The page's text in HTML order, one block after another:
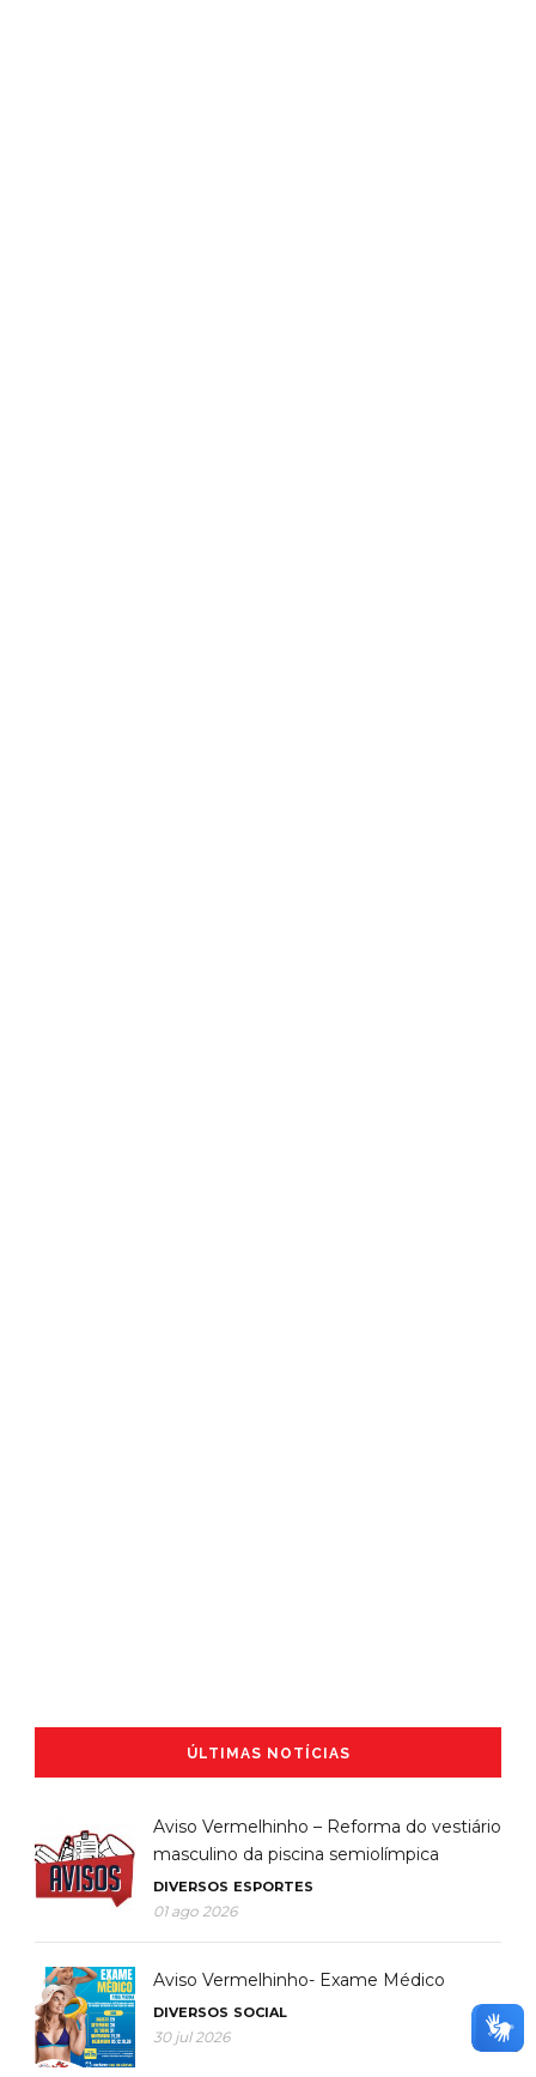
ÚLTIMAS NOTÍCIAS
Aviso Vermelhinho – Reforma do vestiário
masculino da piscina semiolímpica
DIVERSOS ESPORTES
01 ago 2026
Aviso Vermelhinho- Exame Médico
DIVERSOS SOCIAL
30 jul 2026